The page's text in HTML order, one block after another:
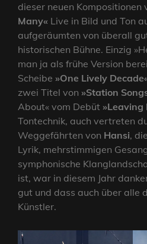
dieser neuen Kompositionen
Many« Live in Bild und Ton
aufgeräumten von überall
historischen Bühne. Einzig
man ja als frühe Version
Scheibe »One Lively
zwei Titel von »Station
About« vom Debüt »Leaving
Tontechnik, auch vertreten
Weggefährten von Hansi,
Lyrik, mehrstimmigen
symphonische
ist, war in diesem Jahr
gut und dass auch über alle
Künstler.